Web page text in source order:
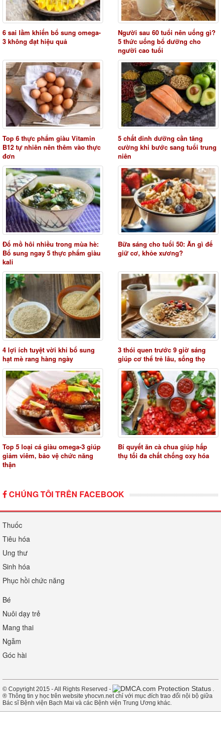
6 sai lầm khiến bổ sung omega-
3 không đạt hiệu quả
Người sau 60 tuổi nên uống gì?
5 thức uống bổ dưỡng cho
người cao tuổi
Top 6 thực phẩm giàu Vitamin
B12 tự nhiên nên thêm vào thực
đơn
5 chất dinh dưỡng cần tăng
cường khi bước sang tuổi trung
niên
Đổ mồ hôi nhiều trong mùa hè:
Bổ sung ngay 5 thực phẩm giàu
kali
Bữa sáng cho tuổi 50: Ăn gì để
giữ cơ, khỏe xương?
4 lợi ích tuyệt vời khi bổ sung
hạt mè rang hàng ngày
3 thói quen trước 9 giờ sáng
giúp cơ thể trẻ lâu, sống thọ
Top 5 loại cá giàu omega-3 giúp
giảm viêm, bảo vệ chức năng
thận
Bí quyết ăn cà chua giúp hấp
thụ tối đa chất chống oxy hóa
CHÚNG TÔI TRÊN FACEBOOK
Thuốc
Tiêu hóa
Ung thư
Sinh hóa
Phục hồi chức năng
Bé
Nuôi dạy trẻ
Mang thai
Ngẫm
Góc hài
© Copyright 2015 - All Rights Reserved -
.
® Thông tin y học trên website yhocvn.net chỉ với mục đích trao đổi nội bộ giữa
Bác sĩ Bệnh viện Bạch Mai và các Bệnh viện Trung Ương khác.